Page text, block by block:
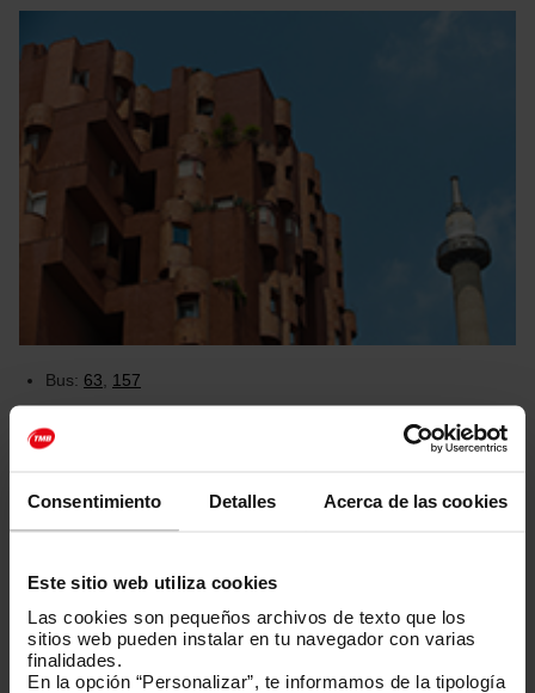
Consentimiento Detalles Acerca de las cookies
Este sitio web utiliza cookies
Las cookies son pequeños archivos de texto que los
sitios web pueden instalar en tu navegador con varias
finalidades.
En la opción “Personalizar”, te informamos de la tipología
Bus: 63, 157